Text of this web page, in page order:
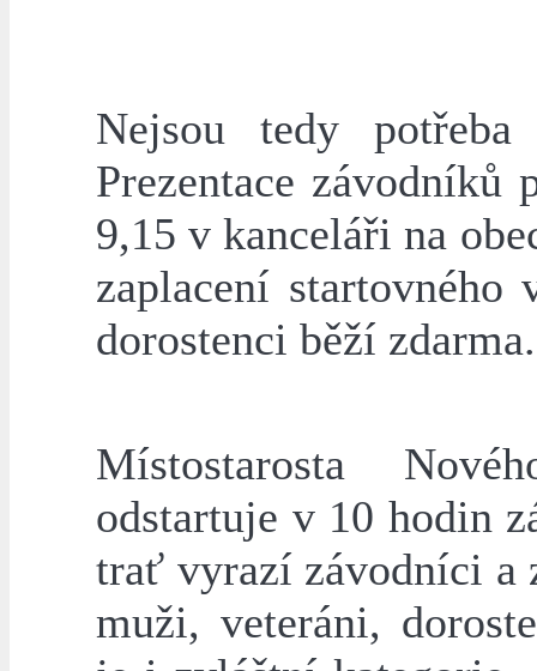
Nejsou tedy
Prezentace závodníků
9,15 v kanceláři na
zaplacení
dorostenci běží zdarma.
Místostarosta
odstartuje v 10 hodin
trať vyrazí závodníci a
muži, veteráni,